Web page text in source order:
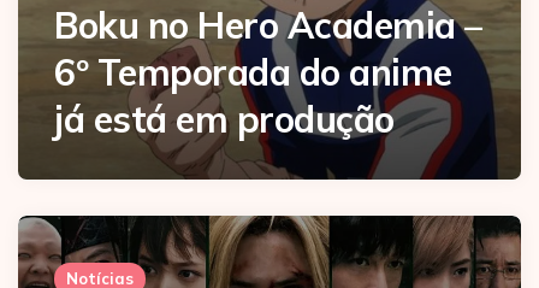
Boku no Hero Academia –
6º Temporada do anime
já está em produção
Notícias